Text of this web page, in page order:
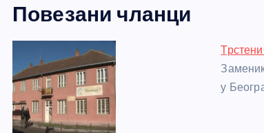
c
e
b
o
o
k
ss
e
n
g
er
itt
er
er at ss
st
Повезани чланци
у